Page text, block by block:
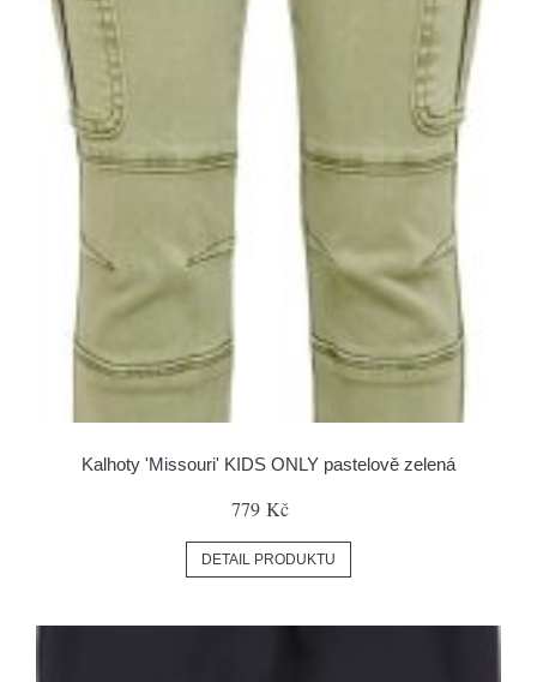
Kalhoty 'Missouri' KIDS ONLY pastelově zelená
779 Kč
DETAIL PRODUKTU